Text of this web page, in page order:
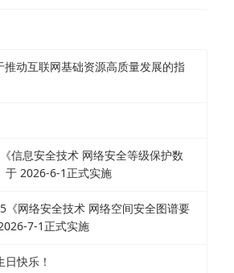
动互联网基础资源高质量发展的指
信息安全技术 网络安全等级保护数
于 2026-6-1正式实施
《网络安全技术 网络空间安全图谱要
7-1正式实施
快乐！